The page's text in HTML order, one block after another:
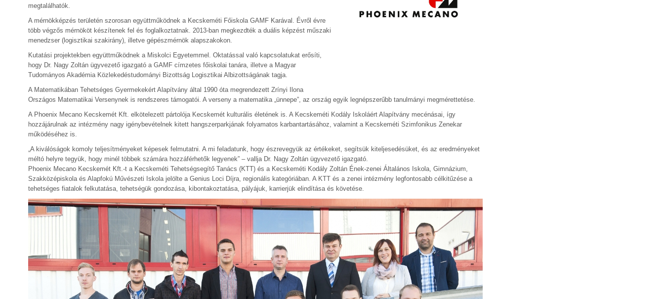
megtalálhatók.
A mérnökképzés területén szorosan együttműködnek a Kecskeméti Főiskola GAMF Karával. Évről évre
több végzős mérnököt készítenek fel és foglalkoztatnak. 2013-ban megkezdték a duális képzést műszaki
menedzser (logisztikai szakirány), illetve gépészmérnök alapszakokon.
Kutatási projektekben együttműködnek a Miskolci Egyetemmel. Oktatással való kapcsolatukat erősíti,
hogy Dr. Nagy Zoltán ügyvezető igazgató a GAMF címzetes főiskolai tanára, illetve a Magyar
Tudományos Akadémia Közlekedéstudományi Bizottság Logisztikai Albizottságának tagja.
A Matematikában Tehetséges Gyermekekért Alapítvány által 1990 óta megrendezett Zrínyi Ilona
Országos Matematikai Versenynek is rendszeres támogatói. A verseny a matematika „ünnepe”, az ország egyik legnépszerűbb tanulmányi megmérettetése.
A Phoenix Mecano Kecskemét Kft. elkötelezett pártolója Kecskemét kulturális életének is. A Kecskeméti Kodály Iskoláért Alapítvány mecénásai, így
hozzájárulnak az intézmény nagy igénybevételnek kitett hangszerparkjának folyamatos karbantartásához, valamint a Kecskeméti Szimfonikus Zenekar
működéséhez is.
„A kiválóságok komoly teljesítményeket képesek felmutatni. A mi feladatunk, hogy észrevegyük az értékeket, segítsük kiteljesedésüket, és az eredményeket
méltó helyre tegyük, hogy minél többek számára hozzáférhetők legyenek” – vallja Dr. Nagy Zoltán ügyvezető igazgató.
Phoenix Mecano Kecskemét Kft.-t a Kecskeméti Tehetségsegítő Tanács (KTT) és a Kecskeméti Kodály Zoltán Ének-zenei Általános Iskola, Gimnázium,
Szakközépiskola és Alapfokú Művészeti Iskola jelölte a Genius Loci Díjra, regionális kategóriában. A KTT és a zenei intézmény legfontosabb célkitűzése a
tehetséges fiatalok felkutatása, tehetségük gondozása, kibontakoztatása, pályájuk, karrierjük elindítása és követése.